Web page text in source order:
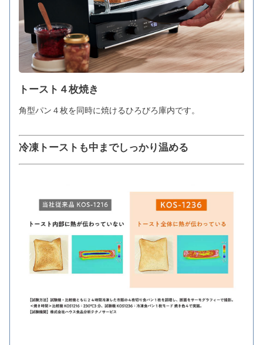
トースト４枚焼き
角型パン４枚を同時に焼けるひろびろ庫内です。
冷凍トーストも中までしっかり温める